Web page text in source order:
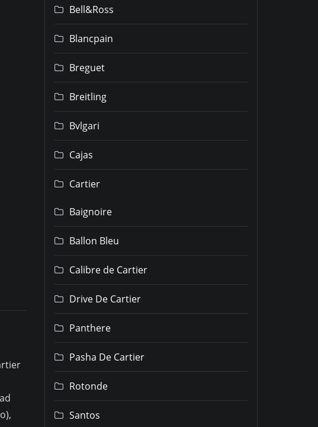
Bell&Ross
Blancpain
Breguet
Breitling
Bvlgari
Cajas
Cartier
Baignoire
Ballon Bleu
Calibre de Cartier
Drive De Cartier
Panthere
Pasha De Cartier
Rotonde
Santos